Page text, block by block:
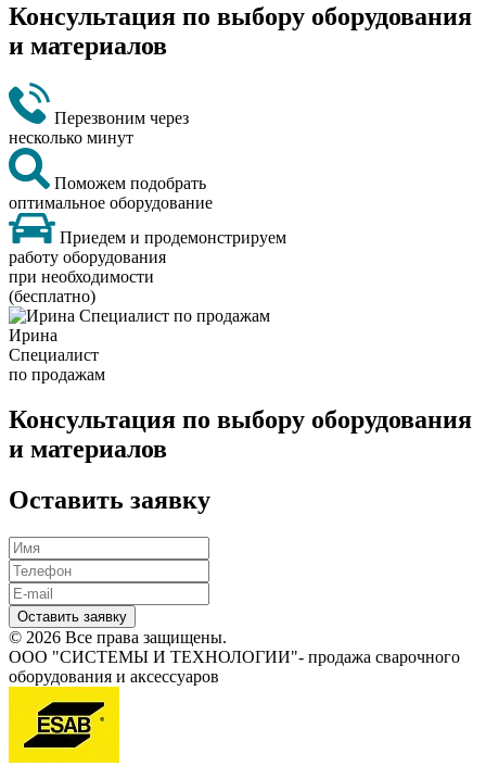
Консультация по выбору оборудования
и материалов
Перезвоним через
несколько минут
Поможем подобрать
оптимальное оборудование
Приедем и продемонстрируем
работу оборудования
при необходимости
(бесплатно)
Ирина
Специалист
по продажам
Консультация по выбору оборудования
и материалов
Оставить заявку
Оставить заявку
© 2026 Все права защищены.
ООО "СИСТЕМЫ И ТЕХНОЛОГИИ"- продажа сварочного
оборудования и аксессуаров